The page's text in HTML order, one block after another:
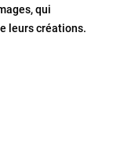
qui
leurs créations.